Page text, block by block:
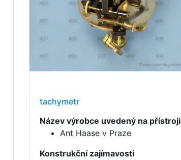
tachymetr
Název výrobce uvedený na přístroji
Ant Haase v Praze
Konstrukční zajímavosti